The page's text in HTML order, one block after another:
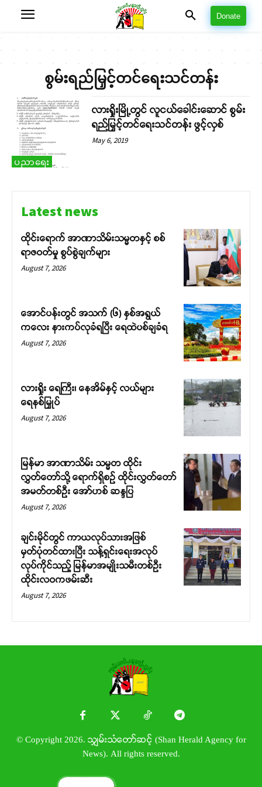
Donate
စွမ်းရည်မြှင့်တင်ရေးသင်တန်း
ပညာရေး
လားရှိုးမြို့တွင် လူငယ်ခေါင်းဆောင် စွမ်း
ရည်မြှင့်တင်ရေးသင်တန်း ဖွင့်လှစ်
May 6, 2019
Latest news
ထိုင်းရောက် အာဏာသိမ်းသမ္မတနှင့် စစ်
ရာဇဝတ်မှု စွပ်စွဲချက်များ
August 7, 2026
အောင်ပန်းတွင် အသက် (၆) နှစ်အရွယ်
ကလေး နားကပ်လုခံရပြီး ရေထဲပစ်ချခံရ
August 7, 2026
လားရှိုး ရေကြီး၊ နေအိမ်နှင့် လယ်များ
ရေနစ်မြှုပ်
August 7, 2026
မြန်မာ အာဏာသိမ်း သမ္မတ ထိုင်း
လွှတ်တော်သို့ ရောက်ရှိစဉ် ထိုင်းလွှတ်တော်
အမတ်တစ်ဦး အော်ဟစ် ဆန္ဒပြ
August 7, 2026
ချင်းမိုင်တွင် ကာယလုပ်သားအဖြစ်
မှတ်ပုံတင်ထားပြီး သန့်ရှင်းရေးအလုပ်
လုပ်ကိုင်သည့် မြန်မာအမျိုးသမီးတစ်ဦး
ထိုင်းလဝကဖမ်းဆီး
August 7, 2026
© Copyright 2026. သျှမ်းသံတော်ဆင့် (Shan Herald Agency for
News). All rights reserved.